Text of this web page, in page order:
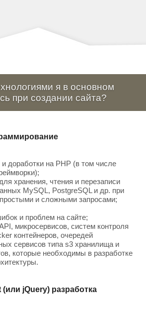
я в основном
при создании сайта?
доработки на PHP (в том числе
хранения, чтения и перезаписи
MySQL, PostgreSQL и др. при
и сложными запросами;
и проблем на сайте;
микросервисов, систем контроля
контейнеров, очередей
сервисов типа s3 хранилища и
которые необходимы в разработке
jQuery) разработка